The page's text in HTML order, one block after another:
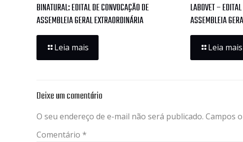
BINATURAL: EDITAL DE CONVOCAÇÃO DE
ASSEMBLEIA GERAL EXTRAORDINÁRIA
Leia mais
LABOVET –
ASSEMBLEIA
Leia mais
Deixe um comentário
O seu endereço de e-mail não será publicado. Campos
Comentário *